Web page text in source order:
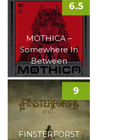
MOTHICA –
Somewhere In
Between
6.5
FINSTERFORST
9